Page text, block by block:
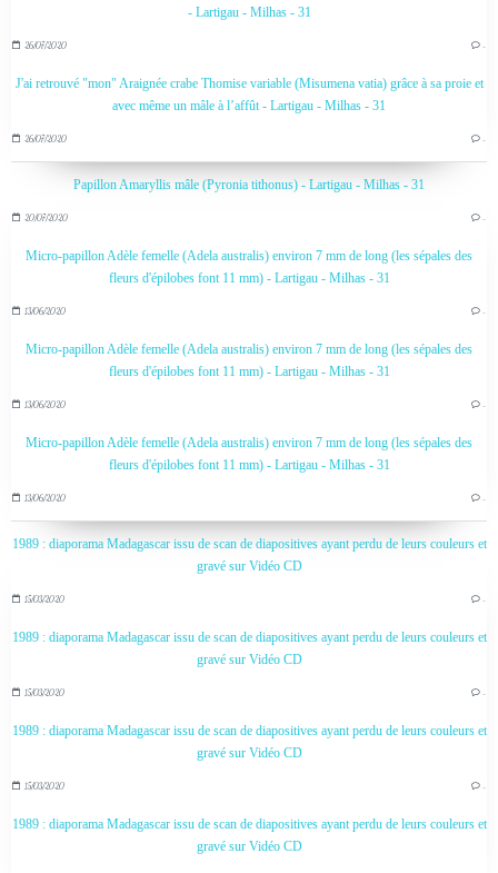
- Lartigau - Milhas - 31
26/07/2020 …
J'ai retrouvé "mon" Araignée crabe Thomise variable (Misumena vatia) grâce à sa proie et
avec même un mâle à l’affût - Lartigau - Milhas - 31
26/07/2020 …
Papillon Amaryllis mâle (Pyronia tithonus) - Lartigau - Milhas - 31
20/07/2020 …
Micro-papillon Adèle femelle (Adela australis) environ 7 mm de long (les sépales des
fleurs d'épilobes font 11 mm) - Lartigau - Milhas - 31
13/06/2020 …
Micro-papillon Adèle femelle (Adela australis) environ 7 mm de long (les sépales des
fleurs d'épilobes font 11 mm) - Lartigau - Milhas - 31
13/06/2020 …
Micro-papillon Adèle femelle (Adela australis) environ 7 mm de long (les sépales des
fleurs d'épilobes font 11 mm) - Lartigau - Milhas - 31
13/06/2020 …
1989 : diaporama Madagascar issu de scan de diapositives ayant perdu de leurs couleurs et
gravé sur Vidéo CD
15/03/2020 …
1989 : diaporama Madagascar issu de scan de diapositives ayant perdu de leurs couleurs et
gravé sur Vidéo CD
15/03/2020 …
1989 : diaporama Madagascar issu de scan de diapositives ayant perdu de leurs couleurs et
gravé sur Vidéo CD
15/03/2020 …
1989 : diaporama Madagascar issu de scan de diapositives ayant perdu de leurs couleurs et
gravé sur Vidéo CD